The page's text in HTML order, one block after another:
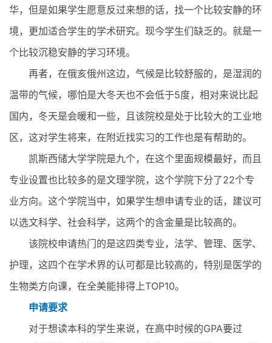
华，但是如果学生愿意反过来想的话，找一个比较安静的环
境，更加适合学生的学术研究。现今学生们缺乏的。就是一
个比较沉稳安静的学习环境。
再者，在俄亥俄州这边，气候是比较舒服的，是湿润的
温带的气候，哪怕是大冬天也不会低于5度，相对来说比起
国内，冬天是会暖和一些，且该院校是处于比较大的工业地
区，这对学生将来，在附近找实习的工作也是有帮助的。
凯斯西储大学学院是九个，在这个里面规模最好，而且
专业设置也比较多的是文理学院，这个学院下分了22个专
业方向。这个学院当中，如果学生想申请专业的话，建议可
以选文科学、社会科学，这两个的含金量是比较高的。
该院校申请热门的是这四类专业，法学、管理、医学、
护理，这四个在学术界的认可都是比较高的，特别是医学的
生物类方向课，在全美能排得上TOP10。
申请要求
对于想读本科的学生来说，在高中时候的GPA要过